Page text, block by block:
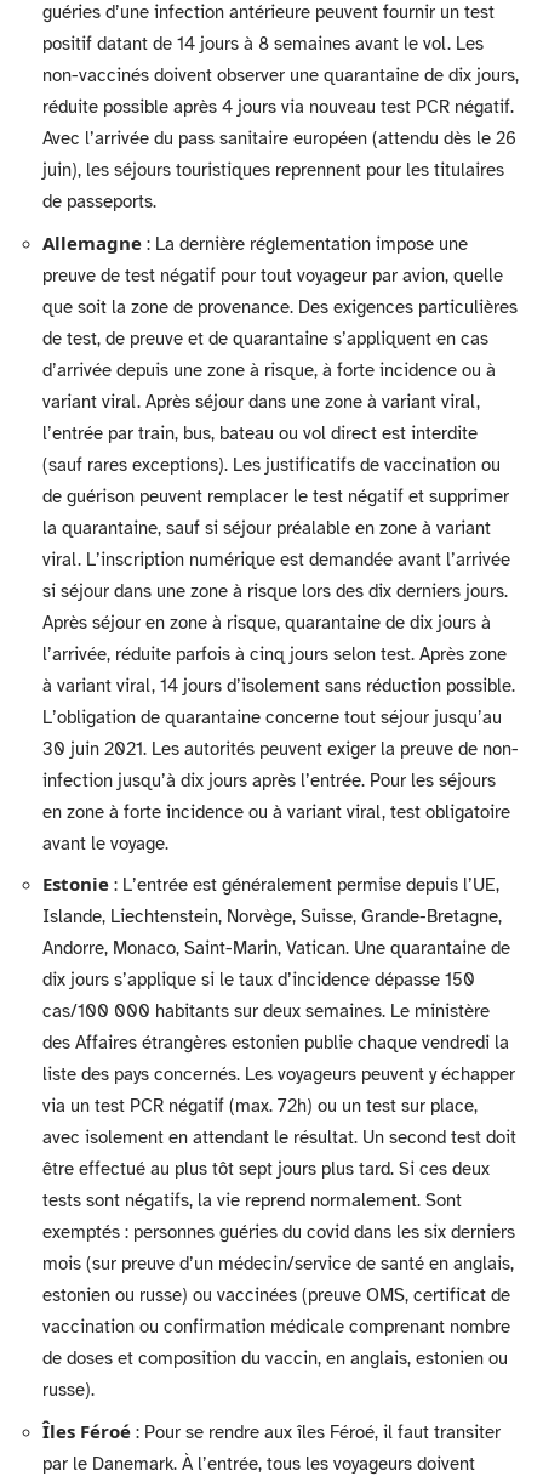
guéries d’une infection antérieure peuvent fournir un test
positif datant de 14 jours à 8 semaines avant le vol. Les
non-vaccinés doivent observer une quarantaine de dix jours,
réduite possible après 4 jours via nouveau test PCR négatif.
Avec l’arrivée du pass sanitaire européen (attendu dès le 26
juin), les séjours touristiques reprennent pour les titulaires
de passeports.
Allemagne : La dernière réglementation impose une
preuve de test négatif pour tout voyageur par avion, quelle
que soit la zone de provenance. Des exigences particulières
de test, de preuve et de quarantaine s’appliquent en cas
d’arrivée depuis une zone à risque, à forte incidence ou à
variant viral. Après séjour dans une zone à variant viral,
l’entrée par train, bus, bateau ou vol direct est interdite
(sauf rares exceptions). Les justificatifs de vaccination ou
de guérison peuvent remplacer le test négatif et supprimer
la quarantaine, sauf si séjour préalable en zone à variant
viral. L’inscription numérique est demandée avant l’arrivée
si séjour dans une zone à risque lors des dix derniers jours.
Après séjour en zone à risque, quarantaine de dix jours à
l’arrivée, réduite parfois à cinq jours selon test. Après zone
à variant viral, 14 jours d’isolement sans réduction possible.
L’obligation de quarantaine concerne tout séjour jusqu’au
30 juin 2021. Les autorités peuvent exiger la preuve de non-
infection jusqu’à dix jours après l’entrée. Pour les séjours
en zone à forte incidence ou à variant viral, test obligatoire
avant le voyage.
Estonie : L’entrée est généralement permise depuis l’UE,
Islande, Liechtenstein, Norvège, Suisse, Grande-Bretagne,
Andorre, Monaco, Saint-Marin, Vatican. Une quarantaine de
dix jours s’applique si le taux d’incidence dépasse 150
cas/100 000 habitants sur deux semaines. Le ministère
des Affaires étrangères estonien publie chaque vendredi la
liste des pays concernés. Les voyageurs peuvent y échapper
via un test PCR négatif (max. 72h) ou un test sur place,
avec isolement en attendant le résultat. Un second test doit
être effectué au plus tôt sept jours plus tard. Si ces deux
tests sont négatifs, la vie reprend normalement. Sont
exemptés : personnes guéries du covid dans les six derniers
mois (sur preuve d’un médecin/service de santé en anglais,
estonien ou russe) ou vaccinées (preuve OMS, certificat de
vaccination ou confirmation médicale comprenant nombre
de doses et composition du vaccin, en anglais, estonien ou
russe).
Îles Féroé : Pour se rendre aux îles Féroé, il faut transiter
par le Danemark. À l’entrée, tous les voyageurs doivent